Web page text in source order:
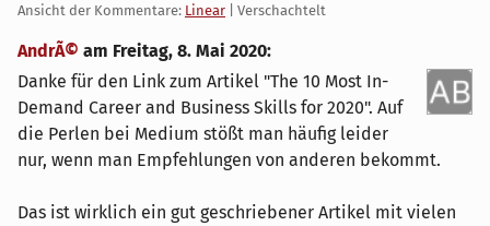
Ansicht der Kommentare: Linear | Verschachtelt
AndrÃ© am Freitag, 8. Mai 2020:
Danke für den Link zum Artikel "The 10 Most In-
Demand Career and Business Skills for 2020". Auf
die Perlen bei Medium stößt man häufig leider
nur, wenn man Empfehlungen von anderen bekommt.
Das ist wirklich ein gut geschriebener Artikel mit vielen